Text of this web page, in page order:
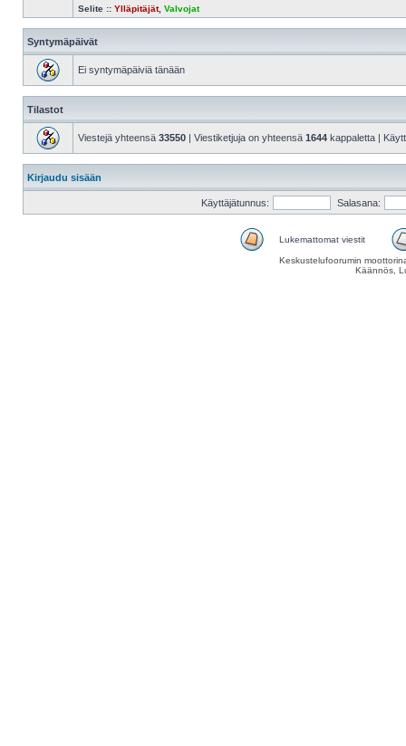
Selite :: Ylläpitäjät, Valvojat
Syntymäpäivät
Ei syntymäpäiviä tänään
Tilastot
Viestejä yhteensä 33550 | Viestiketjuja on yhteensä 1644 kappaletta |
Kirjaudu sisään
Käyttäjätunnus: Salasana:
Lukemattomat viestit
Keskustelufoorumin
Käännös,